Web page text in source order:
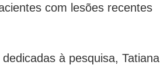
com lesões recentes
à pesquisa, Tatiana